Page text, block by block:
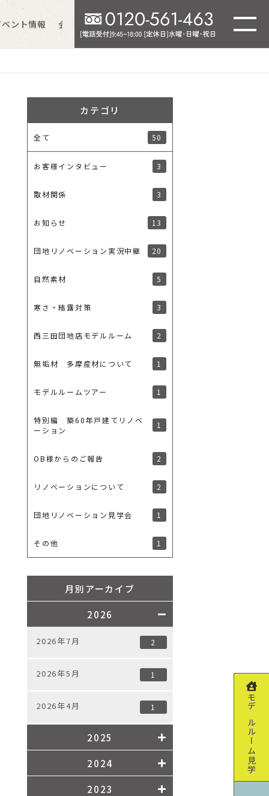
ント情報 会社情報 よくあるご質問
モデルルーム見学
カテゴリ
全て 50
お客様インタビュー 3
取材関係 3
お知らせ 13
団地リノベーション実況中継 20
自然素材 5
寒さ・結露対策 3
西三田団地店モデルルーム 2
無垢材 多摩産材について 1
モデルルームツアー 1
特別編 築60年戸建てリノベ
ーション
1
OB様からのご報告 2
リノベーションについて 2
団地リノベーション見学会 1
その他 1
月別アーカイブ
2026
2026年7月 2
2026年5月 1
2026年4月 1
2025
2024
2023